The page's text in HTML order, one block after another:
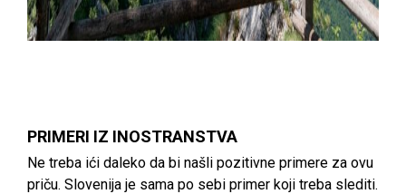
PRIMERI IZ INOSTRANSTVA
Ne treba ići daleko da bi našli pozitivne primere za ovu
priču. Slovenija je sama po sebi primer koji treba slediti.